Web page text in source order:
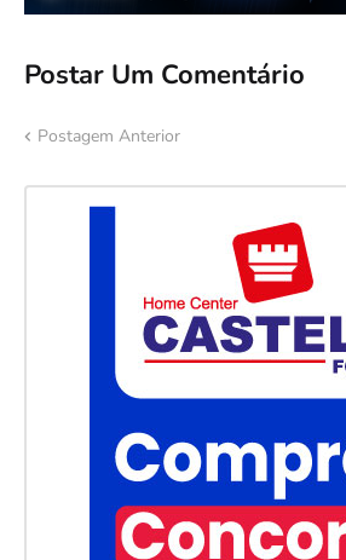
Postar Um Comentário
Postagem Anterior